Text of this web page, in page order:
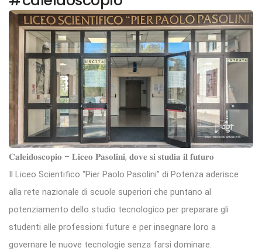
𝐂𝐚𝐥𝐞𝐢𝐝𝐨𝐬𝐜𝐨𝐩𝐢𝐨 – 𝐋𝐢𝐜𝐞𝐨 𝐏𝐚𝐬𝐨𝐥𝐢𝐧𝐢, 𝐝𝐨𝐯𝐞 𝐬𝐢 𝐬𝐭𝐮𝐝𝐢𝐚 𝐢𝐥 𝐟𝐮𝐭𝐮𝐫𝐨
Il Liceo Scientifico “Pier Paolo Pasolini” di Potenza aderisce
alla rete nazionale di scuole superiori che puntano al
potenziamento dello studio tecnologico per preparare gli
studenti alle professioni future e per insegnare loro a
governare le nuove tecnologie senza farsi dominare.